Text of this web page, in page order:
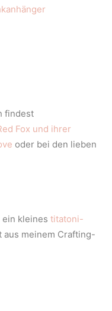
findest
Fox und ihrer
oder bei den lieben
ein kleines titatoni-
aus meinem Crafting-